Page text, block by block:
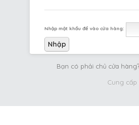
Nhập mật khẩu để vào cửa hàng:
Bạn có phải chủ cửa hàng?
Cung cấp